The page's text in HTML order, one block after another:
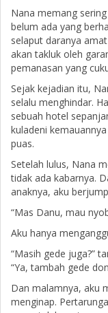
Nana memang
belum ada yang
selaput daranya
akan takluk oleh
pemanasan yang
Sejak kejadian itu,
selalu menghindar.
sebuah hotel
kuladeni
puas.
Setelah lulus, Nana
tidak ada kabarnya.
anaknya, aku
“Mas Danu, mau
Aku hanya
“Masih gede juga?”
“Ya, tambah gede
Dan malamnya, aku
menginap.